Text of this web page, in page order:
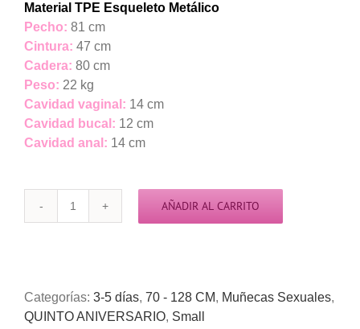
Material TPE Esqueleto Metálico
Pecho: 81 cm
Cintura: 47 cm
Cadera: 80 cm
Peso: 22 kg
Cavidad vaginal: 14 cm
Cavidad bucal: 12 cm
Cavidad anal: 14 cm
3-
doll)
Maripaz
AÑADIR AL CARRITO
Categorías: 3-5 días, 70 - 128 CM, Muñecas Sexuales,
QUINTO ANIVERSARIO, Small